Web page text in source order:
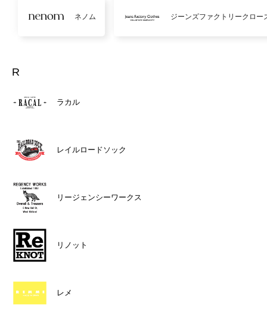
ネノム ジーンズファクトリークロー
R
ラカル
レイルロードソック
リージェンシーワークス
リノット
レメ